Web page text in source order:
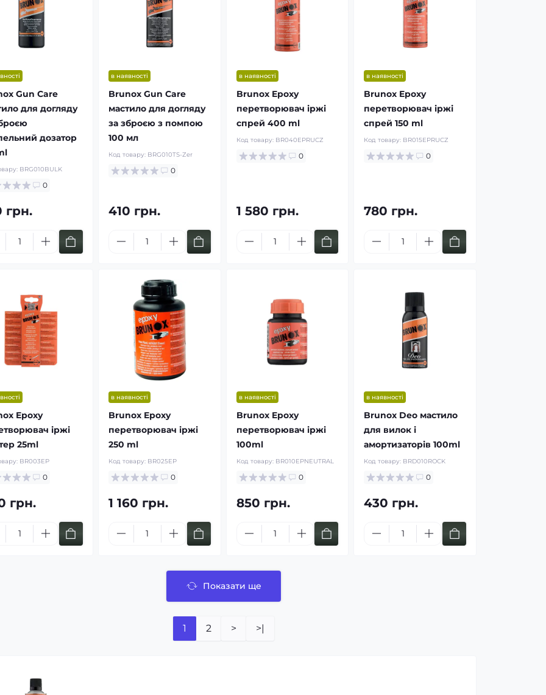
Gun Care
для догляду
дозатор
BRG010BULK
0
грн.
в наявності
Brunox Gun Care
мастило для догляду
за зброєю з помпою
100 мл
Код товару: BRG010TS-Zer
0
410 грн.
в наявності
Brunox Epoxy
перетворювач іржі
спрей 400 ml
Код товару: BR040EPRUCZ
0
1 580 грн.
в наявності
Brunox Epoxy
перетворювач іржі
спрей 150 ml
Код товару: BR015EPRUCZ
0
780 грн.
Epoxy
іржі
25ml
BR003EP
0
грн.
в наявності
Brunox Epoxy
перетворювач іржі
250 ml
Код товару: BR025EP
0
1 160 грн.
в наявності
Brunox Epoxy
перетворювач іржі
100ml
Код товару: BR010EPNEUTRAL
0
850 грн.
в наявності
Brunox Deo мастило
для вилок і
амортизаторів 100ml
Код товару: BRD010ROCK
0
430 грн.
Показати ще
1 2 > >|